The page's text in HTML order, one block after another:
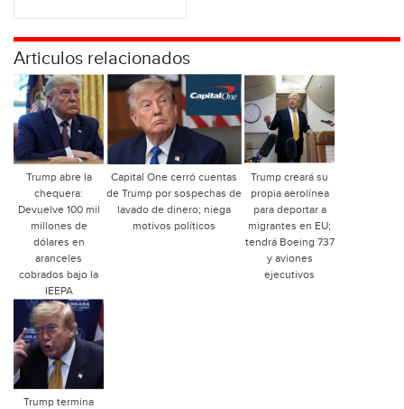
Articulos relacionados
Trump abre la
chequera:
Devuelve 100 mil
millones de
dólares en
aranceles
cobrados bajo la
IEEPA
Capital One cerró cuentas
de Trump por sospechas de
lavado de dinero; niega
motivos políticos
Trump creará su
propia aerolínea
para deportar a
migrantes en EU;
tendrá Boeing 737
y aviones
ejecutivos
Trump termina